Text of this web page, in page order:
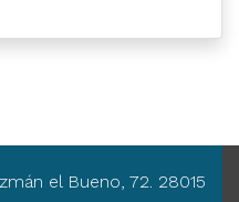
el Bueno, 72. 28015